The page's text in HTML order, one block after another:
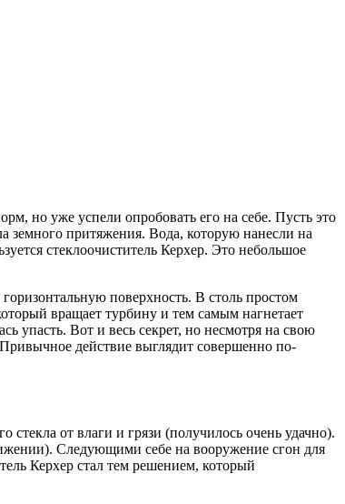
но уже успели опробовать его на себе. Пусть это
земного притяжения. Вода, которую нанесли на
стеклоочиститель Керхер. Это небольшое
поверхность. В столь простом
вращает турбину и тем самым нагнетает
упасть. Вот и весь секрет, но несмотря на свою
Привычное действие выглядит совершенно по-
от влаги и грязи (получилось очень удачно).
Следующими себе на вооружение сгон для
Керхер стал тем решением, который